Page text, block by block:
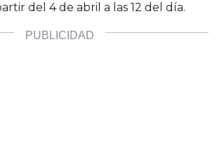
del 4 de abril a las 12 del día.